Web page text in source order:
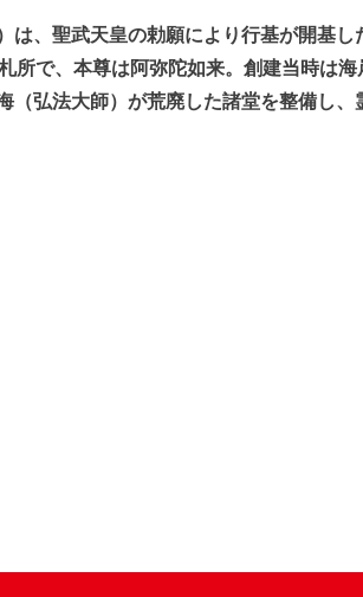
は、聖武天皇の勅願により行基が開基し
所で、本尊は阿弥陀如来。創建当時は
（弘法大師）が荒廃した諸堂を整備し、